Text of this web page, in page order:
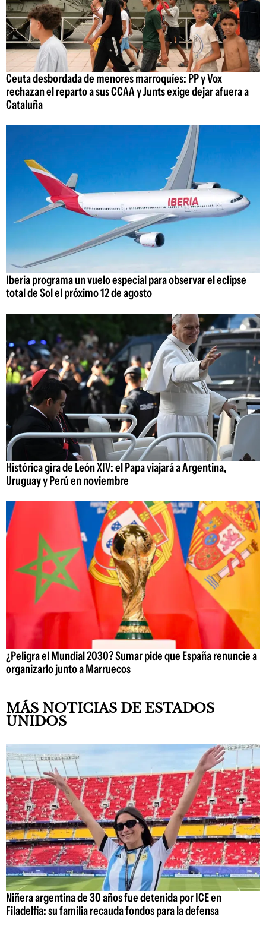
Ceuta desbordada de menores marroquíes: PP y Vox
rechazan el reparto a sus CCAA y Junts exige dejar afuera a
Cataluña
Iberia programa un vuelo especial para observar el eclipse
total de Sol el próximo 12 de agosto
Histórica gira de León XIV: el Papa viajará a Argentina,
Uruguay y Perú en noviembre
¿Peligra el Mundial 2030? Sumar pide que España renuncie a
organizarlo junto a Marruecos
MÁS NOTICIAS DE ESTADOS
UNIDOS
Niñera argentina de 30 años fue detenida por ICE en
Filadelfia: su familia recauda fondos para la defensa